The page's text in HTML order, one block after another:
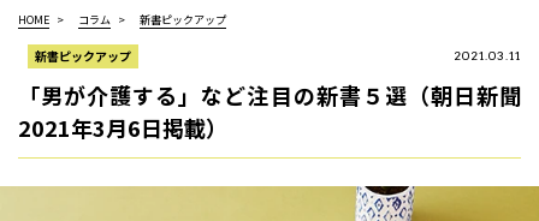
HOME コラム 新書ピックアップ
新書ピックアップ 2021.03.11
「男が介護する」など注目の新書５選（朝日新聞
2021年3月6日掲載）